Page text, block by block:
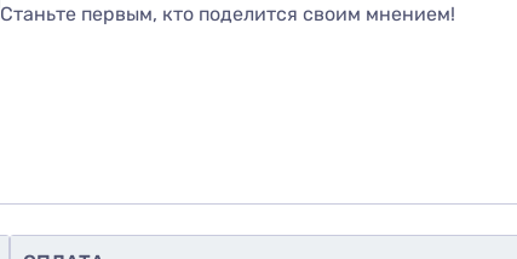
Станьте первым, кто поделится своим мнением!